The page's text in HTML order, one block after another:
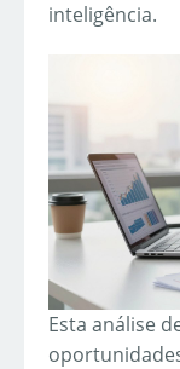
inteligência.
Esta análise